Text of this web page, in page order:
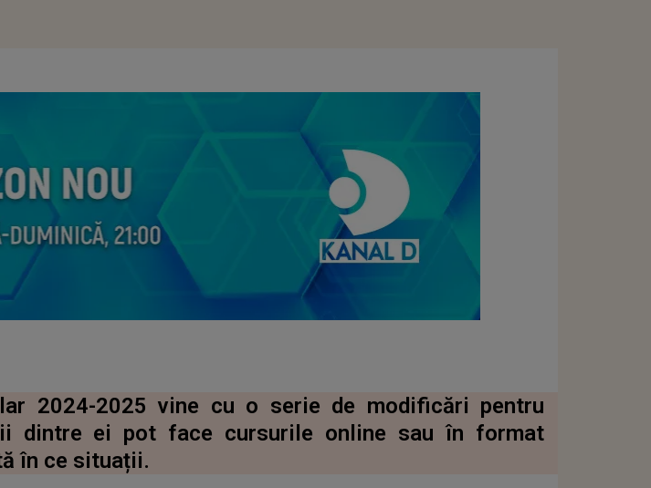
2024-2025 vine cu o serie de modificări pentru
dintre ei pot face cursurile online sau în format
în ce situații.